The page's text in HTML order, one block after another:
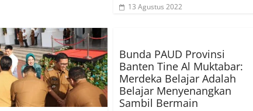
13 Agustus 2022
Bunda PAUD Provinsi
Banten Tine Al Muktabar:
Merdeka Belajar Adalah
Belajar Menyenangkan
Sambil Bermain